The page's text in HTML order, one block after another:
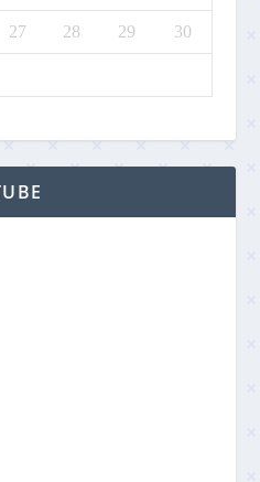
27 28 29 30